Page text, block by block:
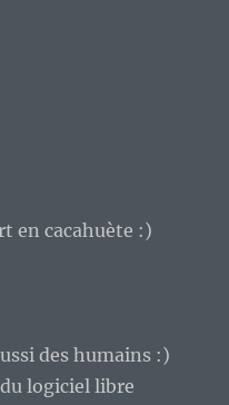
en cacahuète :)
des humains :)
logiciel libre